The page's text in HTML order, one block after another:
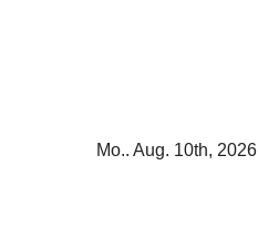
Mo.. Aug. 10th, 2026